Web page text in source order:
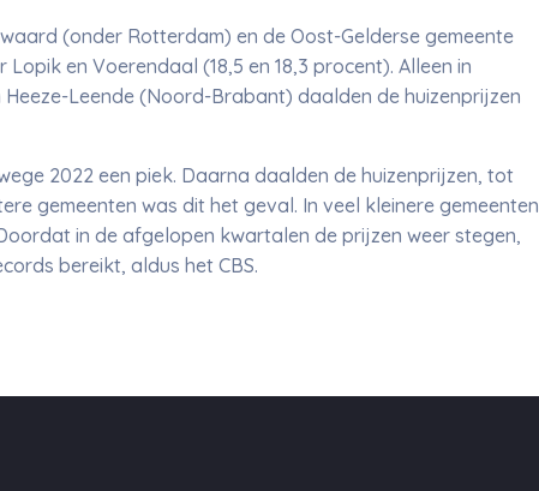
(onder Rotterdam) en de Oost-Gelderse gemeente
en Voerendaal (18,5 en 18,3 procent). Alleen in
Leende (Noord-Brabant) daalden de huizenprijzen
2022 een piek. Daarna daalden de huizenprijzen, tot
gemeenten was dit het geval. In veel kleinere gemeenten
in de afgelopen kwartalen de prijzen weer stegen,
bereikt, aldus het CBS.